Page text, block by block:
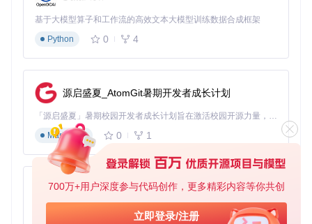
700万+用户深度参与代码创作，更多精彩内容等你共创
立即登录/注册
基于大模型算子和工作流的高效文本大模型训练数据合成框架
Python
0 4
源启盛夏_AtomGit暑期开发者成长计划
「源启盛夏」暑期校园开发者成长计划旨在激活校园开源力量，通过积分激励、认证扶持、资源倾斜等形式，引导高校组织和开发者完成「入驻 — 建项目 — 做贡献 — 获认证 — 得资源」的完整闭环。无论你是想带领社团入驻平台的组织者，还是希望用代码贡献证明自己的开发者，都能在这里找到属于你的成长路径。
Markdown
0 1
py-xiaozhi
基于Python的Xiaozhi AI，适用于想要完整Xiaozhi体验而无需拥有专用硬件的用户。